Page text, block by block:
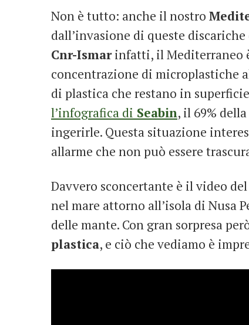
Non è tutto: anche il nostro
dall’invasione di queste
Cnr-Ismarinfatti, il Mediterraneo
concentrazione di microplastiche
di plastica che restano in
l’infografica di Seabin, il 69%
ingerirle. Questa situazione
allarme che non può essere
Davvero sconcertante è il video
nel mare attorno all’isola di Nusa
delle mante. Con gran sorpresa
plastica, e ciò che vediamo è